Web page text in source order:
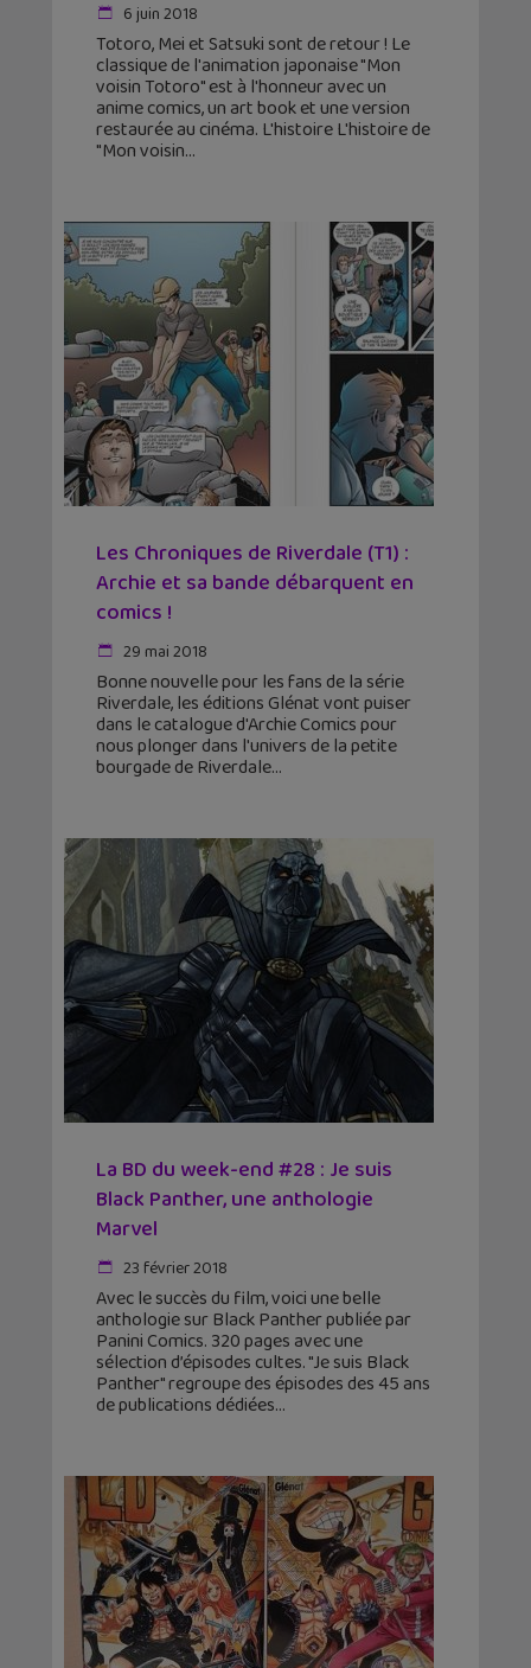
6 juin 2018
Totoro, Mei et Satsuki sont de retour ! Le
classique de l'animation japonaise "Mon
voisin Totoro" est à l'honneur avec un
anime comics, un art book et une version
restaurée au cinéma. L'histoire L'histoire de
"Mon voisin
Les Chroniques de Riverdale (T1) :
Archie et sa bande débarquent en
comics !
29 mai 2018
Bonne nouvelle pour les fans de la série
Riverdale, les éditions Glénat vont puiser
dans le catalogue d'Archie Comics pour
nous plonger dans l'univers de la petite
bourgade de Riverdale
La BD du week-end #28 : Je suis
Black Panther, une anthologie
Marvel
23 février 2018
Avec le succès du film, voici une belle
anthologie sur Black Panther publiée par
Panini Comics. 320 pages avec une
sélection d’épisodes cultes. "Je suis Black
Panther" regroupe des épisodes des 45 ans
de publications dédiées